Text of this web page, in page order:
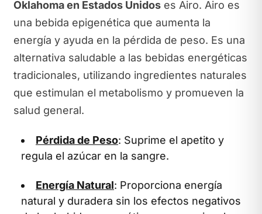
Oklahoma en Estados Unidoses Airo. Airo es
una bebida epigenética que aumenta la
energía y ayuda en la pérdida de peso. Es una
alternativa saludable a las bebidas energéticas
tradicionales, utilizando ingredientes naturales
que estimulan el metabolismo y promueven la
salud general.
Pérdida de Peso: Suprime el apetito y
regula el azúcar en la sangre.
Energía Natural: Proporciona energía
natural y duradera sin los efectos negativos